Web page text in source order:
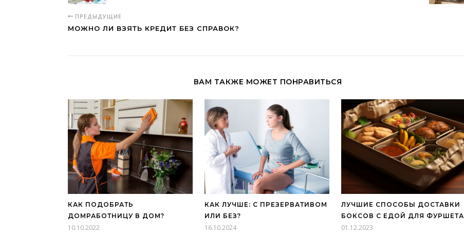
ПРЕДЫДУЩИЕ
МОЖНО ЛИ ВЗЯТЬ КРЕДИТ БЕЗ СПРАВОК?
ВАМ ТАКЖЕ МОЖЕТ ПОНРАВИТЬСЯ
КАК ПОДОБРАТЬ
ДОМРАБОТНИЦУ В ДОМ?
10.10.2022
КАК ЛУЧШЕ: С ПРЕЗЕРВАТИВОМ
ИЛИ БЕЗ?
16.10.2024
ЛУЧШИЕ СПОСОБЫ ДОСТАВКИ
БОКСОВ С ЕДОЙ ДЛЯ ФУРШЕТА
01.12.2023